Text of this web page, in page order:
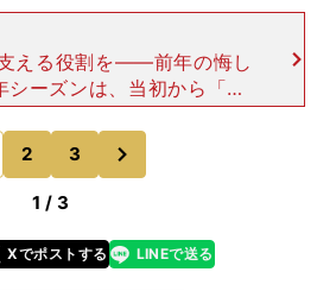
える役割を――前年の悔し
ーズンは、当初から「今
臨んだ１年だったんです
音を言えば、前年のシリー
日本一に
2 3
1 / 3
Xでポストする
line LINEで送る